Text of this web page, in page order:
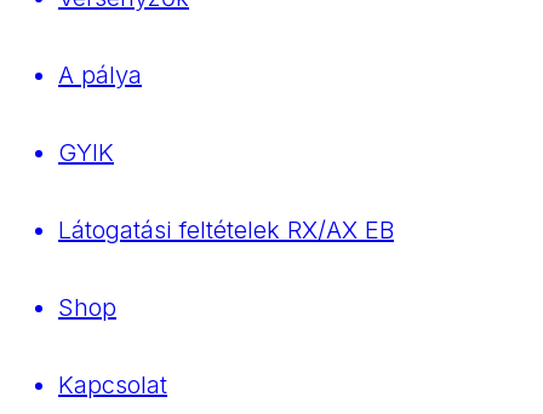
A pálya
GYIK
Látogatási feltételek RX/AX EB
Shop
Kapcsolat